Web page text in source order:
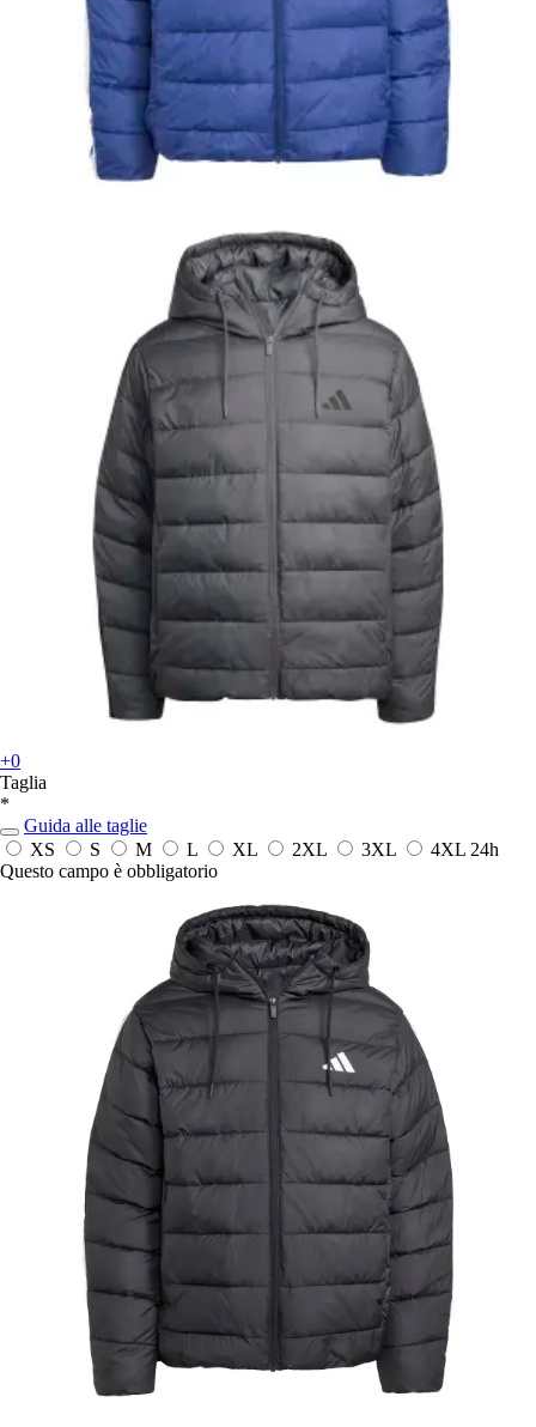
+0
Taglia
*
Guida alle taglie
XS
S M L XL 2XL 3XL 4XL 24h
Questo campo è obbligatorio